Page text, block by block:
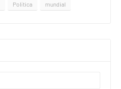
Política mundial